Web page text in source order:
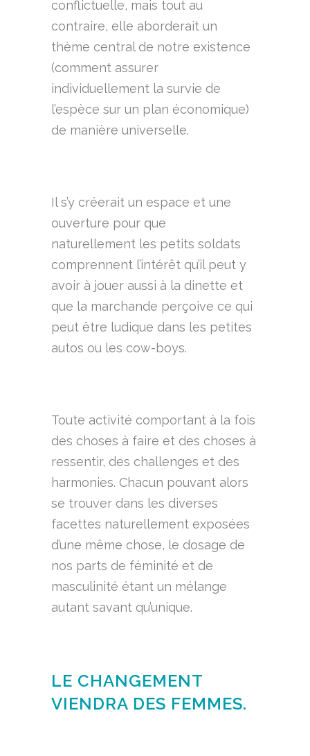
conflictuelle, mais tout au
contraire, elle aborderait un
thème central de notre existence
(comment assurer
individuellement la survie de
l’espèce sur un plan économique)
de manière universelle.
Il s’y créerait un espace et une
ouverture pour que
naturellement les petits soldats
comprennent l’intérêt qu’il peut y
avoir à jouer aussi à la dinette et
que la marchande perçoive ce qui
peut être ludique dans les petites
autos ou les cow-boys.
Toute activité comportant à la fois
des choses à faire et des choses à
ressentir, des challenges et des
harmonies. Chacun pouvant alors
se trouver dans les diverses
facettes naturellement exposées
d’une même chose, le dosage de
nos parts de féminité et de
masculinité étant un mélange
autant savant qu’unique.
LE CHANGEMENT
VIENDRA DES FEMMES.